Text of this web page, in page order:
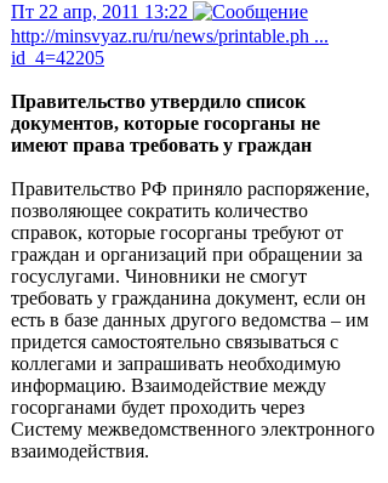
Пт 22 апр, 2011 13:22
http://minsvyaz.ru/ru/news/printable.ph ...
id_4=42205
Правительство утвердило список
документов, которые госорганы не
имеют права требовать у граждан
Правительство РФ приняло распоряжение,
позволяющее сократить количество
справок, которые госорганы требуют от
граждан и организаций при обращении за
госуслугами. Чиновники не смогут
требовать у гражданина документ, если он
есть в базе данных другого ведомства – им
придется самостоятельно связываться с
коллегами и запрашивать необходимую
информацию. Взаимодействие между
госорганами будет проходить через
Систему межведомственного электронного
взаимодействия.